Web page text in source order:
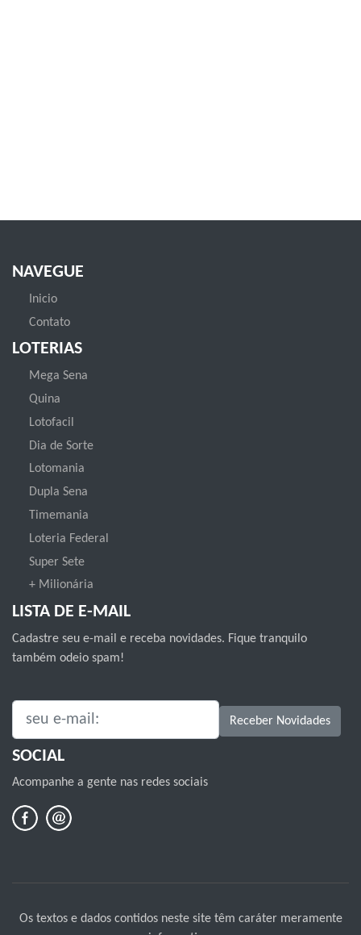
NAVEGUE
Inicio
Contato
LOTERIAS
Mega Sena
Quina
Lotofacil
Dia de Sorte
Lotomania
Dupla Sena
Timemania
Loteria Federal
Super Sete
+ Milionária
LISTA DE E-MAIL
Cadastre seu e-mail e receba novidades. Fique tranquilo
também odeio spam!
SEU E-MAIL: Receber Novidades
SOCIAL
Acompanhe a gente nas redes sociais
Os textos e dados contidos neste site têm caráter meramente